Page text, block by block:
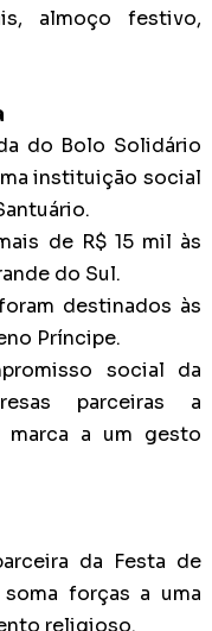
almoço festivo,
do Bolo Solidário
instituição social
de R$ 15 mil às
do Sul.
destinados às
Príncipe.
social da
parceiras a
marca a um gesto
da Festa de
forças a uma
religioso.